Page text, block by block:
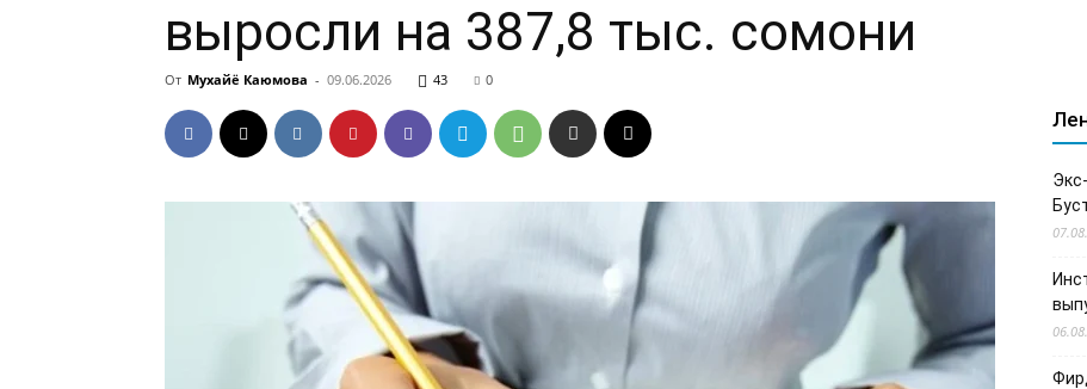
выросли на 387,8 тыс. сомони
От Мухайё Каюмова - 09.06.2026 43 0